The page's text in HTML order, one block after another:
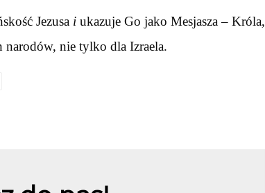
Jezusa i ukazuje Go jako Mesjasza – Króla,
narodów, nie tylko dla Izraela.